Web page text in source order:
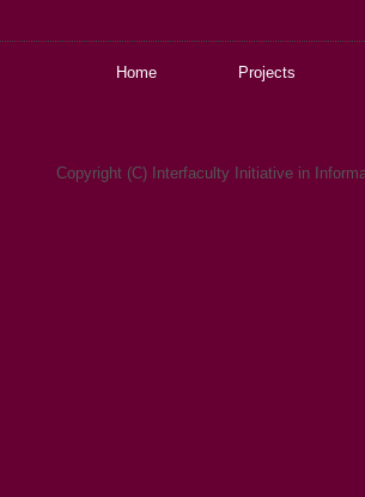
Home Projects
Copyright (C) Interfaculty Initiative in